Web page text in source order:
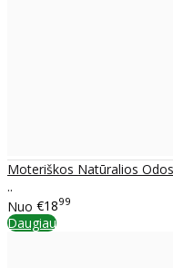
Moteriškos Natūralios
..
Nuo €1899
Daugiau